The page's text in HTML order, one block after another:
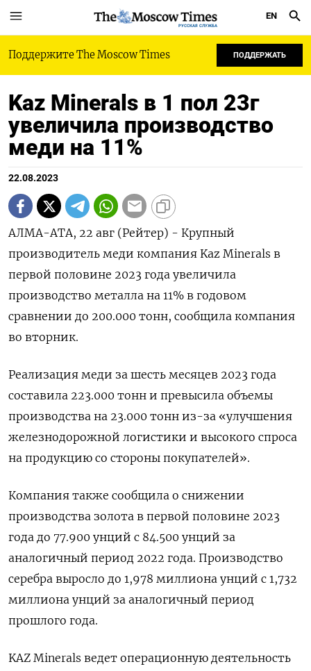
РУССКАЯ СЛУЖБА
EN
Поддержите The Moscow Times ПОДДЕРЖАТЬ
Kaz Minerals в 1 пол 23г
увеличила производство
меди на 11%
22.08.2023
АЛМА-АТА, 22 авг (Рейтер) - Крупный
производитель меди компания Kaz Minerals в
первой половине 2023 года увеличила
производство металла на 11% в годовом
сравнении до 200.000 тонн, сообщила компания
во вторник.
Реализация меди за шесть месяцев 2023 года
составила 223.000 тонн и превысила объемы
производства на 23.000 тонн из-за «улучшения
железнодорожной логистики и высокого спроса
на продукцию со стороны покупателей».
Компания также сообщила о снижении
производства золота в первой половине 2023
года до 77.900 унций с 84.500 унций за
аналогичный период 2022 года. Производство
серебра выросло до 1,978 миллиона унций с 1,732
миллиона унций за аналогичный период
прошлого года.
KAZ Minerals ведет операционную деятельность